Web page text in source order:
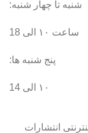
شنبه تا چهار شنبه:
ساعت ۱۰ الی 18
پنج شنبه ها:
۱۰ الی 14
انتشارات